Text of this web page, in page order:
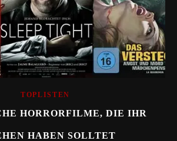
TOPLISTEN
HORRORFILME, DIE IHR
HABEN SOLLTET